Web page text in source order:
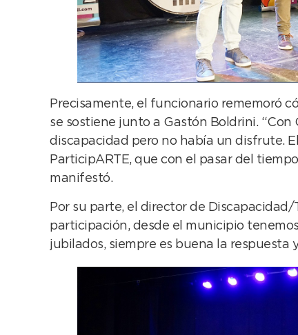
Precisamente, el funcionario rememoró
se sostiene junto a Gastón Boldrini.
discapacidad pero no había un disfrute.
ParticipARTE, que con el pasar del
manifestó.
Por su parte, el director de
participación, desde el municipio
jubilados, siempre es buena la respuesta